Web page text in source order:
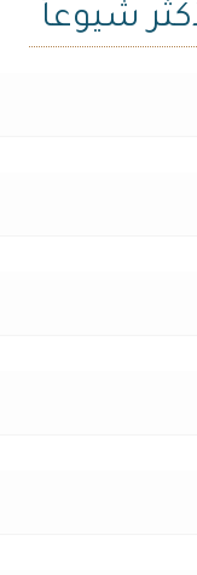
شيوعاً